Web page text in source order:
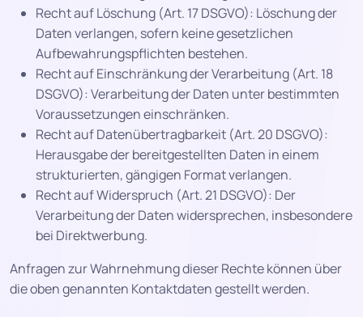
Recht auf Löschung (Art. 17 DSGVO): Löschung der
Daten verlangen, sofern keine gesetzlichen
Aufbewahrungspflichten bestehen.
Recht auf Einschränkung der Verarbeitung (Art. 18
DSGVO): Verarbeitung der Daten unter bestimmten
Voraussetzungen einschränken.
Recht auf Datenübertragbarkeit (Art. 20 DSGVO):
Herausgabe der bereitgestellten Daten in einem
strukturierten, gängigen Format verlangen.
Recht auf Widerspruch (Art. 21 DSGVO): Der
Verarbeitung der Daten widersprechen, insbesondere
bei Direktwerbung.
Anfragen zur Wahrnehmung dieser Rechte können über
die oben genannten Kontaktdaten gestellt werden.